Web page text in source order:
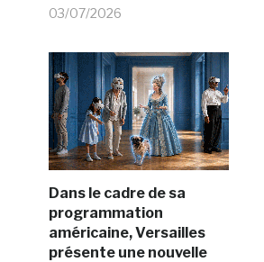
03/07/2026
Dans le cadre de sa
programmation
américaine, Versailles
présente une nouvelle